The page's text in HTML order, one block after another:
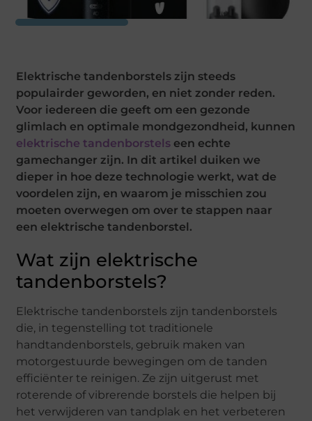
Elektrische tandenborstels zijn steeds
populairder geworden, en niet zonder reden.
Voor iedereen die geeft om een gezonde
glimlach en optimale mondgezondheid, kunnen
elektrische tandenborstels een echte
gamechanger zijn. In dit artikel duiken we
dieper in hoe deze technologie werkt, wat de
voordelen zijn, en waarom je misschien zou
moeten overwegen om over te stappen naar
een elektrische tandenborstel.
Wat zijn elektrische
tandenborstels?
Elektrische tandenborstels zijn tandenborstels
die, in tegenstelling tot traditionele
handtandenborstels, gebruik maken van
motorgestuurde bewegingen om de tanden
efficiënter te reinigen. Ze zijn uitgerust met
roterende of vibrerende borstels die helpen bij
het verwijderen van tandplak en het verbeteren